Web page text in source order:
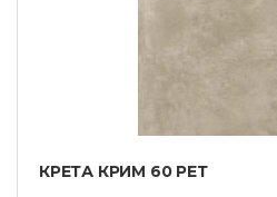
КРЕТА КРИМ 60 РЕТ